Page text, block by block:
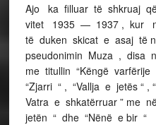
Ajo ka filluar të shkruaj
vitet 1935 — 1937 , kur
të duken skicat e asaj të
pseudonimin Muza , disa
me titullin “Këngë varfërije
“Zjarri “ , “Vallja e jetës “ ,
Vatra e shkatërruar ” me
jetën “ dhe “Nënë e bir “